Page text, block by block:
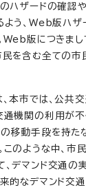
のハザードの確認
う、Web版ハザ
Web版につきまし
民を含む全ての市
本市では、公共
通機関の利用が不
移動手段を持た
のような中、市
、デマンド交通の
来的なデマンド交